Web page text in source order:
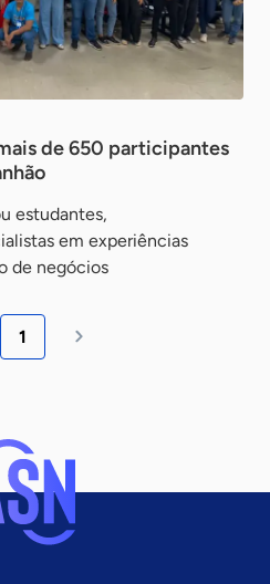
de 650 participantes
estudantes,
em experiências
de negócios
1